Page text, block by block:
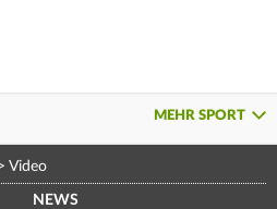
MEHR SPORT
Video
NEWS